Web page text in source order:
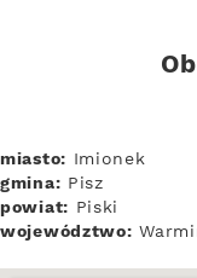
miasto: Imionek
gmina: Pisz
powiat: Piski
województwo: